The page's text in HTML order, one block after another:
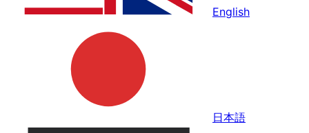
English
日本語